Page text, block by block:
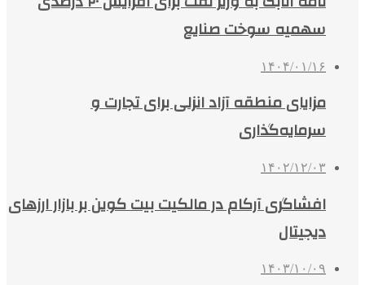
سهمیه سوخت صنایع
۱۴۰۴/۰۱/۱۶
مزایای منطقه آزاد انزلی برای تجارت و
سرمایه‌گذاری
۱۴۰۲/۱۲/۰۳
افشاگری آرکام در مالکیت بیت کوین بر بازار ارزهای
دیجیتال
۱۴۰۳/۱۰/۰۹